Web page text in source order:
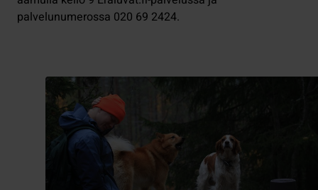
palvelunumerossa 020 69 2424.